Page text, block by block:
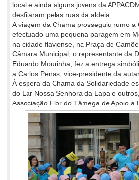
local e ainda alguns jovens da
desfilaram pelas ruas da aldeia.
A viagem da Chama prosseguiu rumo a
efectuado uma pequena paragem em
na cidade flaviense, na Praça de
Câmara Municipal, o representante da
Eduardo Mourinha, fez a entrega
a Carlos Penas, vice-presidente da
À espera da Chama da Solidariedade
do Lar Nossa Senhora da Lapa e
Associação Flor do Tâmega de Apoio a